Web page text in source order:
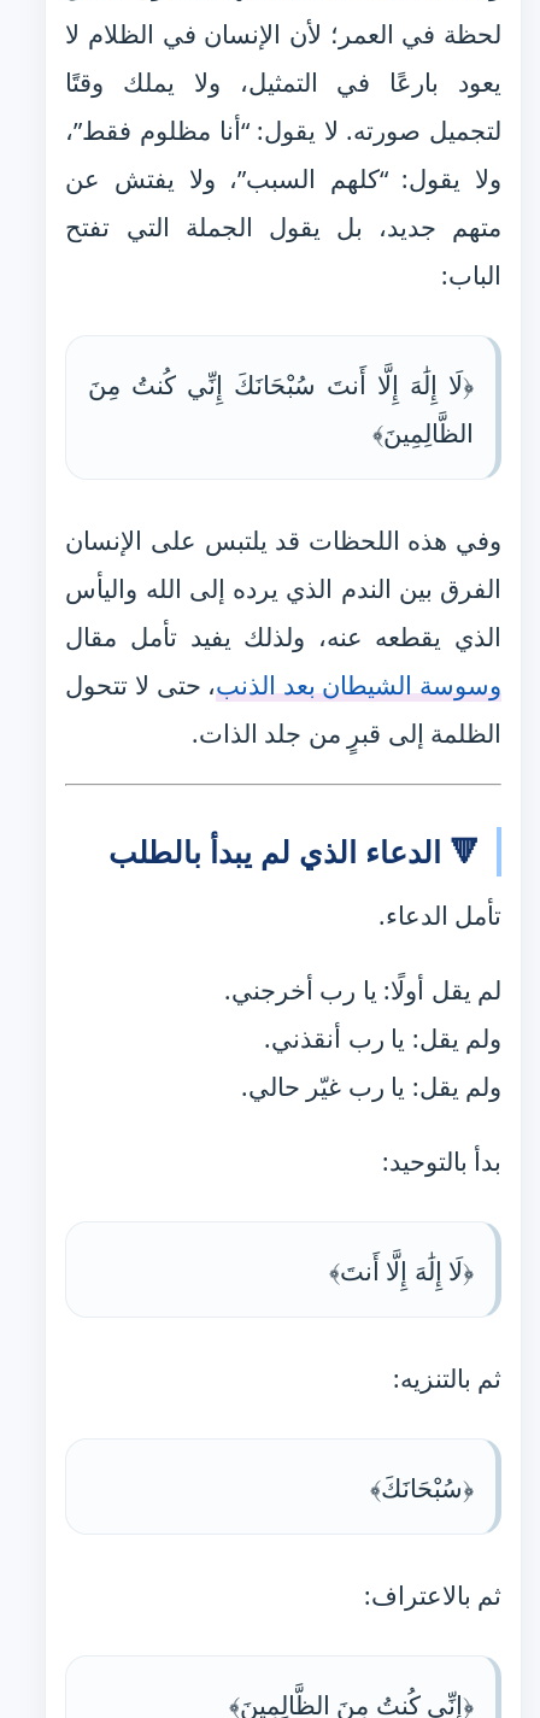
لحظة في العمر؛ لأن الإنسان في الظلام لا
يعود بارعًا في التمثيل، ولا يملك وقتًا
لتجميل صورته. لا يقول: “أنا مظلوم فقط”،
ولا يقول: “كلهم السبب”، ولا يفتش عن
متهم جديد، بل يقول الجملة التي تفتح
الباب:
﴿لَا إِلَٰهَ إِلَّا أَنتَ سُبْحَانَكَ إِنِّي كُنتُ مِنَ
الظَّالِمِينَ﴾
وفي هذه اللحظات قد يلتبس على الإنسان
الفرق بين الندم الذي يرده إلى الله واليأس
الذي يقطعه عنه، ولذلك يفيد تأمل مقال
وسوسة الشيطان بعد الذنب، حتى لا تتحول
الظلمة إلى قبرٍ من جلد الذات.
🔻 الدعاء الذي لم يبدأ بالطلب
تأمل الدعاء.
لم يقل أولًا: يا رب أخرجني.
ولم يقل: يا رب أنقذني.
ولم يقل: يا رب غيّر حالي.
بدأ بالتوحيد:
﴿لَا إِلَٰهَ إِلَّا أَنتَ﴾
ثم بالتنزيه:
﴿سُبْحَانَكَ﴾
ثم بالاعتراف:
﴿إِنِّي كُنتُ مِنَ الظَّالِمِينَ﴾